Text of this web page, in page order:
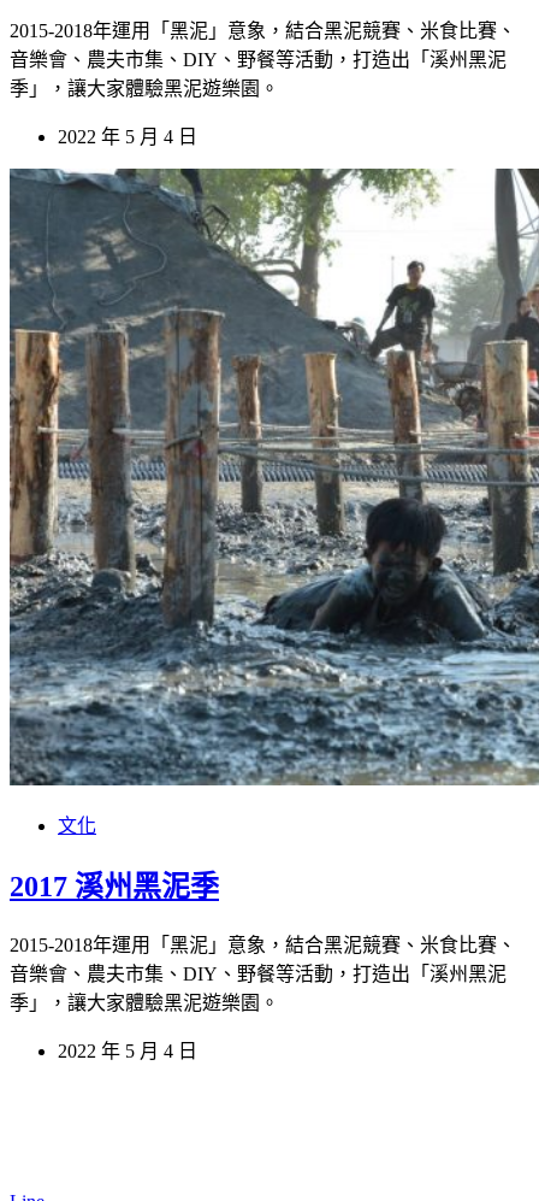
2015-2018年運用「黑泥」意象，結合黑泥競賽、米食比賽、
音樂會、農夫市集、DIY、野餐等活動，打造出「溪州黑泥
季」，讓大家體驗黑泥遊樂園。
2022 年 5 月 4 日
文化
2017 溪州黑泥季
2015-2018年運用「黑泥」意象，結合黑泥競賽、米食比賽、
音樂會、農夫市集、DIY、野餐等活動，打造出「溪州黑泥
季」，讓大家體驗黑泥遊樂園。
2022 年 5 月 4 日